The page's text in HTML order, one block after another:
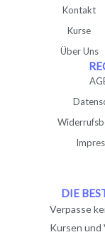
Kontakt
Kurse
Über Uns
DIE
Verpasse
Kursen und